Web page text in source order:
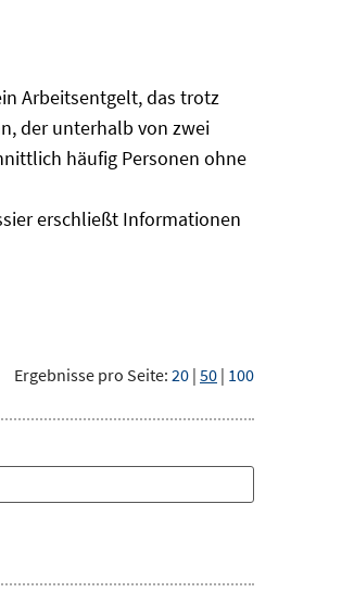
Arbeitsentgelt, das trotz
der unterhalb von zwei
häufig Personen ohne
erschließt Informationen
Ergebnisse pro Seite: 20 | 50 | 100